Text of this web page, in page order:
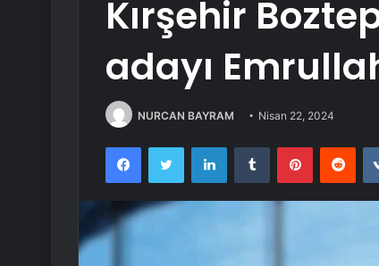
Kırşehir
adayı
NURCAN BAYRAM Nisan 22, 2024
FacebookTwitter LinkedInTumblr Pinterest